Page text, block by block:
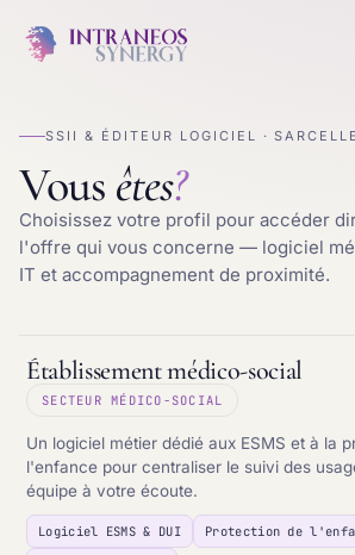
SSII & ÉDITEUR LOGICIEL ·
Vous êtes?
Choisissez votre profil pour accéder
l'offre qui vous concerne — logiciel
IT et accompagnement de proximité.
Établissement médico-social
SECTEUR MÉDICO-SOCIAL
Un logiciel métier dédié aux ESMS et à la
l'enfance pour centraliser le suivi des
équipe à votre écoute.
Logiciel ESMS & DUI
Protection de